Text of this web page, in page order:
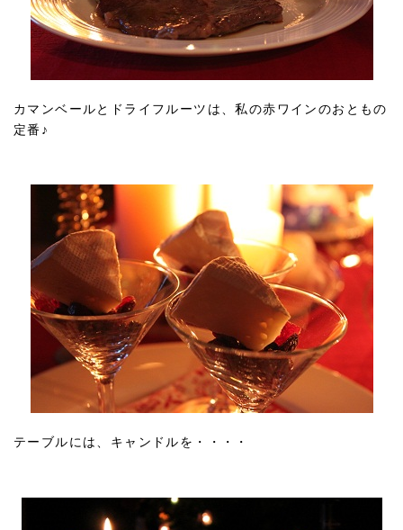
カマンベールとドライフルーツは、私の赤ワインのおともの
定番♪
テーブルには、キャンドルを・・・・